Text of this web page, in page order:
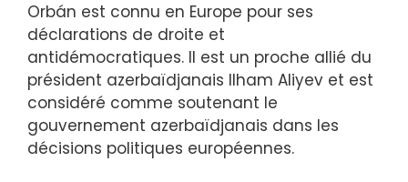
Orbán est connu en Europe pour ses
déclarations de droite et
antidémocratiques. Il est un proche allié du
président azerbaïdjanais Ilham Aliyev et est
considéré comme soutenant le
gouvernement azerbaïdjanais dans les
décisions politiques européennes.